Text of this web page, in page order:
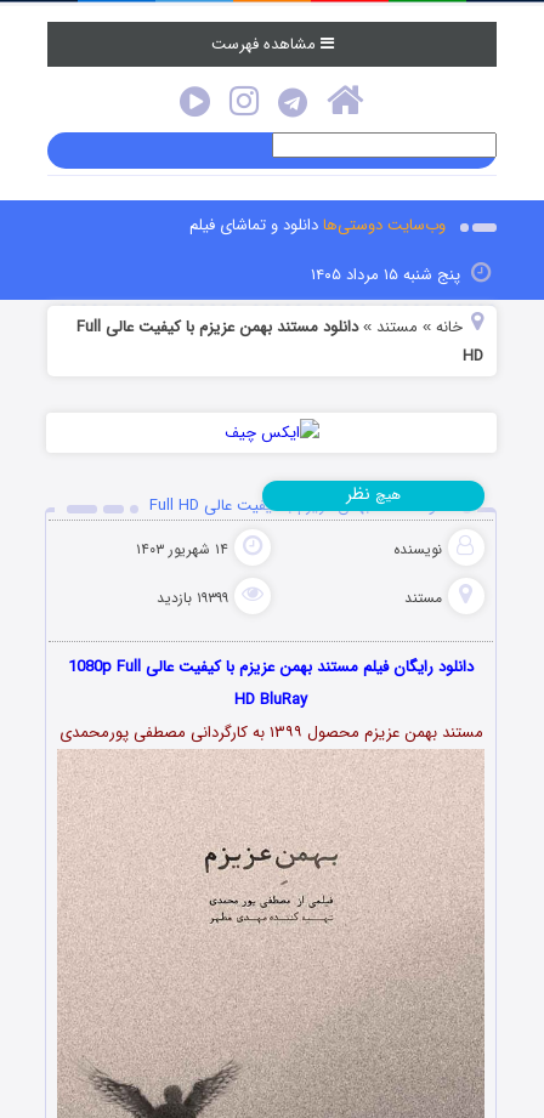
مشاهده فهرست
وب‌سایت دوستی‌هادانلود و تماشای فیلم
پنج شنبه ۱۵ مرداد ۱۴۰۵
خانه » مستند »
دانلود مستند بهمن عزیزم با کیفیت عالی Full
HD
دانلود مستند بهمن عزیزم با کیفیت عالی Full HD
نویسنده ۱۴ شهریور ۱۴۰۳
مستند ۱۹۳۹۹ بازدید
هیچ نظر
دانلود رایگان فیلم مستند بهمن عزیزم با کیفیت عالی 1080p Full
HD BluRay
مستند بهمن عزیزم محصول ۱۳۹۹ به کارگردانی مصطفی پورمحمدی